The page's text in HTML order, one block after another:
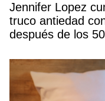
Jennifer Lopez
truco antiedad
después de los 50